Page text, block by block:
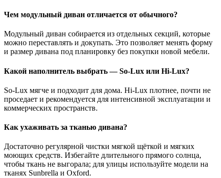
Чем модульный диван отличается от обычного?
Модульный диван собирается из отдельных секций, которые
можно переставлять и докупать. Это позволяет менять форму
и размер дивана под планировку без покупки новой мебели.
Какой наполнитель выбрать — So-Lux или Hi-Lux?
So-Lux мягче и подходит для дома. Hi-Lux плотнее, почти не
проседает и рекомендуется для интенсивной эксплуатации и
коммерческих пространств.
Как ухаживать за тканью дивана?
Достаточно регулярной чистки мягкой щёткой и мягких
моющих средств. Избегайте длительного прямого солнца,
чтобы ткань не выгорала; для улицы используйте модели на
тканях Sunbrella и Oxford.